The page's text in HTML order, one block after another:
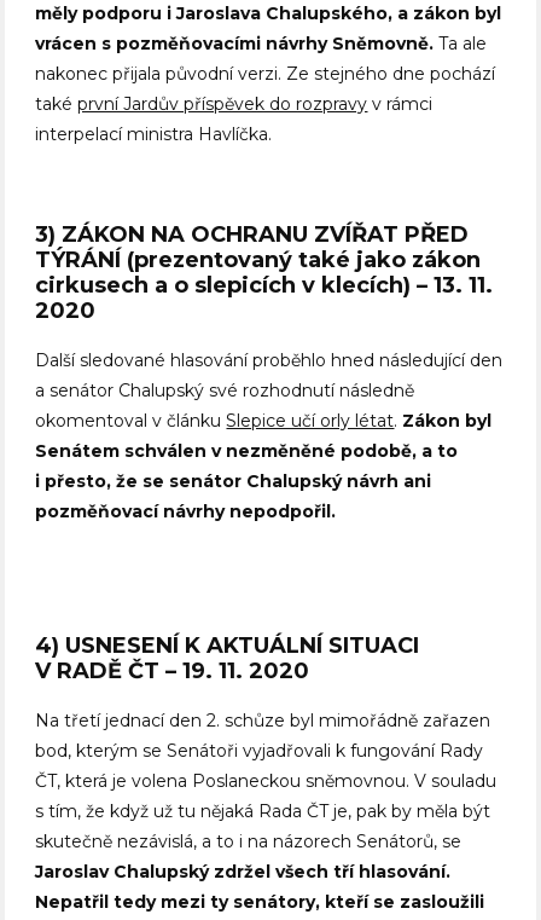
měly podporu i Jaroslava Chalupského, a zákon byl
vrácen s pozměňovacími návrhy Sněmovně.Ta ale
nakonec přijala původní verzi. Ze stejného dne pochází
taképrvní Jardův příspěvek do rozpravy v rámci
interpelací ministra Havlíčka.
3) ZÁKON NA OCHRANU ZVÍŘAT PŘED
TÝRÁNÍ (prezentovaný také jako zákon
cirkusech a o slepicích v klecích) – 13. 11.
2020
Další sledované hlasování proběhlo hned následující den
a senátor Chalupský své rozhodnutí následně
okomentoval v článkuSlepice učí orly létat. Zákon byl
Senátem schválen v nezměněné podobě, a to
i přesto, že se senátor Chalupský návrh ani
pozměňovací návrhy nepodpořil.
4) USNESENÍ K AKTUÁLNÍ SITUACI
V RADĚ ČT – 19. 11. 2020
Na třetí jednací den 2. schůze byl mimořádně zařazen
bod, kterým se Senátoři vyjadřovali k fungování Rady
ČT, která je volena Poslaneckou sněmovnou. V souladu
s tím, že když už tu nějaká Rada ČT je, pak by měla být
skutečně nezávislá, a to i na názorech Senátorů, se
Jaroslav Chalupský zdržel všech tří hlasování.
Nepatřil tedy mezi ty senátory, kteří se zasloužili